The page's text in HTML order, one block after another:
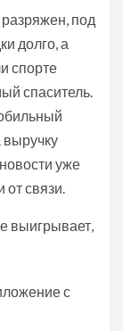
под
долго, а
спорте
спаситель.
выручку
уже
связи.
выигрывает,
с